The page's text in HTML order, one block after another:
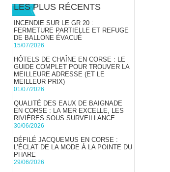
LES PLUS RÉCENTS
INCENDIE SUR LE GR 20 :
FERMETURE PARTIELLE ET REFUGE
DE BALLONE ÉVACUÉ
15/07/2026
HÔTELS DE CHAÎNE EN CORSE : LE
GUIDE COMPLET POUR TROUVER LA
MEILLEURE ADRESSE (ET LE
MEILLEUR PRIX)
01/07/2026
QUALITÉ DES EAUX DE BAIGNADE
EN CORSE : LA MER EXCELLE, LES
RIVIÈRES SOUS SURVEILLANCE
30/06/2026
DÉFILÉ JACQUEMUS EN CORSE :
L’ÉCLAT DE LA MODE À LA POINTE DU
PHARE
29/06/2026